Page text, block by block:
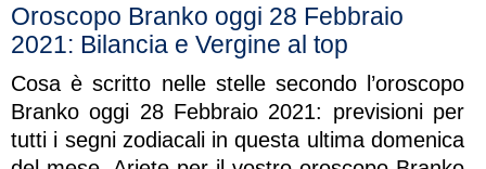
Oroscopo Branko oggi 28 Febbraio
2021: Bilancia e Vergine al top
Cosa è scritto nelle stelle secondo l’oroscopo
Branko oggi 28 Febbraio 2021: previsioni per
tutti i segni zodiacali in questa ultima domenica